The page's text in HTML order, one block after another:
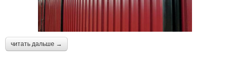
читать дальше →